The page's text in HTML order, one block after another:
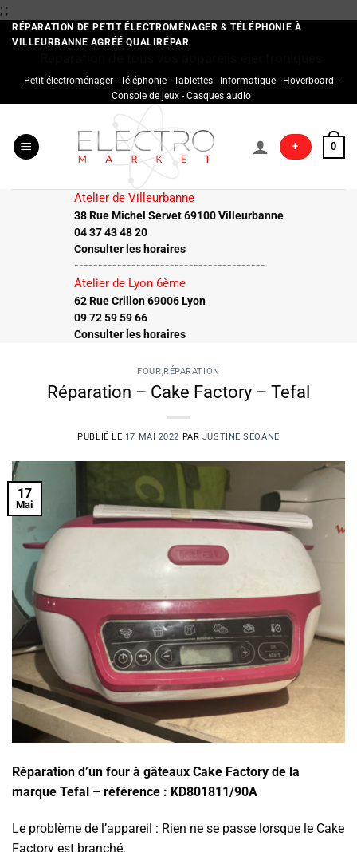
; ;Passer
au
contenu
RÉPARATION DE PETIT ÉLECTROMÉNAGER & TÉLÉPHONIE À
VILLEURBANNE AGRÉÉ QUALIRÉPAR
Petit électroménager - Téléphonie - Tablettes - Informatique - Hoverboard -
Console de jeux - Casques audio
+ 0
Atelier de Villeurbanne
38 Rue Michel Servet 69100 Villeurbanne
04 37 43 48 20
Consulter les horaires
----------------------------------------
Atelier de Lyon 6ème
62 Rue Crillon 69006 Lyon
09 72 59 59 66
Consulter les horaires
FOUR,RÉPARATION
Réparation – Cake Factory – Tefal
PUBLIÉ LE 17 MAI 2022 PAR JUSTINE SEOANE
17
Mai
Réparation d’un four à gâteaux Cake Factory de la
marque Tefal – référence : KD801811/90A
Le problème de l’appareil : Rien ne se passe lorsque le Cake
Factory est branché.